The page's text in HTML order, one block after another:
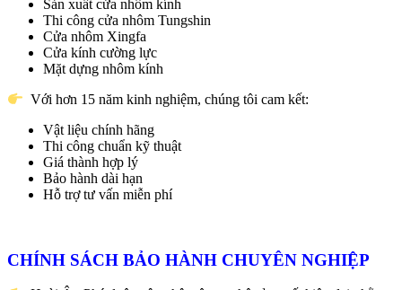
Sản xuất cửa nhôm kính
Thi công cửa nhôm Tungshin
Cửa nhôm Xingfa
Cửa kính cường lực
Mặt dựng nhôm kính
Với hơn 15 năm kinh nghiệm, chúng tôi cam kết:
Vật liệu chính hãng
Thi công chuẩn kỹ thuật
Giá thành hợp lý
Bảo hành dài hạn
Hỗ trợ tư vấn miễn phí
CHÍNH SÁCH BẢO HÀNH CHUYÊN NGHIỆP